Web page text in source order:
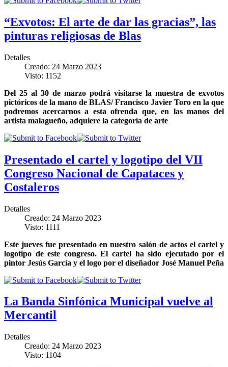
“Exvotos: El arte de dar las gracias”, las
pinturas religiosas de Blas
Detalles
Creado: 24 Marzo 2023
Visto: 1152
Del 25 al 30 de marzo podrá visitarse la muestra de exvotos
pictóricos de la mano de BLAS/ Francisco Javier Toro en la que
podremos acercarnos a esta ofrenda que, en las manos del
artista malagueño, adquiere la categoría de arte
Presentado el cartel y logotipo del VII
Congreso Nacional de Capataces y
Costaleros
Detalles
Creado: 24 Marzo 2023
Visto: 1111
Este jueves fue presentado en nuestro salón de actos el cartel y
logotipo de este congreso. El cartel ha sido ejecutado por el
pintor Jesús García y el logo por el diseñador José Manuel Peña
La Banda Sinfónica Municipal vuelve al
Mercantil
Detalles
Creado: 24 Marzo 2023
Visto: 1104